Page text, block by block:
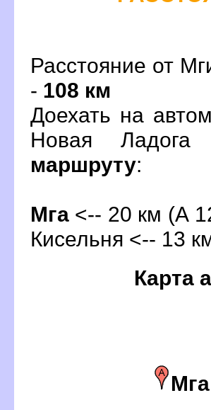
Расстояние от
- 108 км
Доехать на
Новая Ладога
маршруту:
Мга <-- 20 км (А
Кисельня <-- 13
Карта
Мга